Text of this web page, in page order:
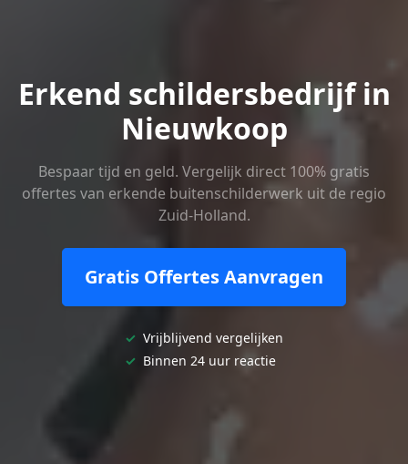
Erkend schildersbedrijf in
Nieuwkoop
Bespaar tijd en geld. Vergelijk direct 100% gratis
offertes van erkende buitenschilderwerk uit de regio
Zuid-Holland.
Gratis Offertes Aanvragen
✓ Vrijblijvend vergelijken
✓ Binnen 24 uur reactie